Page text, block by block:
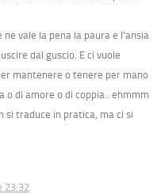
vale la pena la paura e l’ansia
dal guscio. E ci vuole
mantenere o tenere per mano
o di amore o di coppia.. ehmmm
si traduce in pratica, ma ci si
23:32